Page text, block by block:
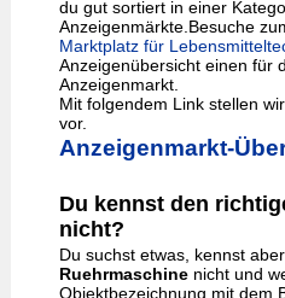
du gut sortiert in einer
Anzeigenmärkte.Besuche
Marktplatz für
Anzeigenübersicht einen für
Anzeigenmarkt.
Mit folgendem Link stellen
vor.
Anzeigenmarkt-
Du kennst den
nicht?
Du suchst etwas, kennst
Ruehrmaschinenicht und
Objektbezeichnung mit dem